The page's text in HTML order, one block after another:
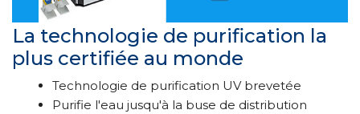
La technologie de purification la
plus certifiée au monde
Technologie de purification UV brevetée
Purifie l'eau jusqu'à la buse de distribution